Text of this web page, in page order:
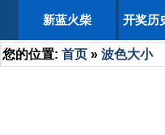
新蓝火柴 开奖历
您的位置: 首页 » 波色大小